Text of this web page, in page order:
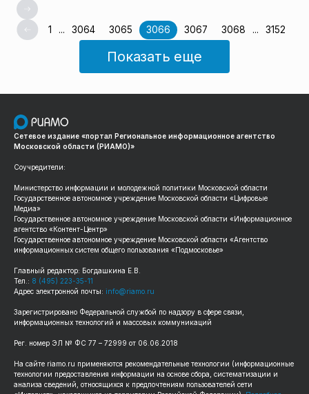
1 ... 3064 3065 3066 3067 3068 ... 3152
Показать еще
Сетевое издание «портал Региональное информационное агентство
Московской области (РИАМО)»
Соучредители:
Министерство информации и молодежной политики Московской области
Государственное автономное учреждение Московской области «Цифровые
Медиа»
Государственное автономное учреждение Московской области «Информационное
агентство «Контент-Центр»
Государственное автономное учреждение Московской области «Агентство
информационных систем общего пользования «Подмосковье»
Главный редактор: Богдашкина Е.В.
Тел.: 8 (495) 223-35-11
Адрес электронной почты: info@riamo.ru
Зарегистрировано Федеральной службой по надзору в сфере связи,
информационных технологий и массовых коммуникаций
Рег. номер ЭЛ № ФС 77 – 72999 от 06.06.2018
На сайте riamo.ru применяются рекомендательные технологии (информационные
технологии предоставления информации на основе сбора, систематизации и
анализа сведений, относящихся к предпочтениям пользователей сети